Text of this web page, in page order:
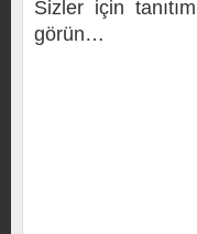
Sizler için
görün…